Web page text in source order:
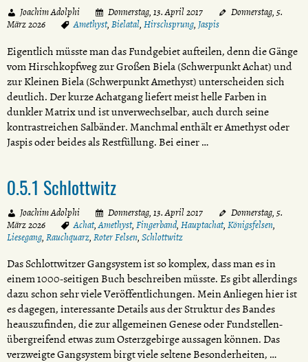
Joachim Adolphi Donnerstag, 13. April 2017
Donnerstag, 5.
März 2026
Amethyst, Bielatal, Hirschsprung, Jaspis
Eigentlich müsste man das Fundgebiet aufteilen, denn die Gänge
vom Hirschkopfweg zur Großen Biela (Schwerpunkt Achat) und
zur Kleinen Biela (Schwerpunkt Amethyst) unterscheiden sich
deutlich. Der kurze Achatgang liefert meist helle Farben in
dunkler Matrix und ist unverwechselbar, auch durch seine
kontrastreichen Salbänder. Manchmal enthält er Amethyst oder
Jaspis oder beides als Restfüllung. Bei einer …
0.5.1 Schlottwitz
Joachim Adolphi Donnerstag, 13. April 2017
Donnerstag, 5.
März 2026
Achat,Amethyst, Fingerband, Hauptachat, Königsfelsen,
Liesegang, Rauchquarz, Roter Felsen, Schlottwitz
Das Schlottwitzer Gangsystem ist so komplex, dass man es in
einem 1000-seitigen Buch beschreiben müsste. Es gibt allerdings
dazu schon sehr viele Veröffentlichungen. Mein Anliegen hier ist
es dagegen, interessante Details aus der Struktur des Bandes
heauszufinden, die zur allgemeinen Genese oder Fundstellen-
übergreifend etwas zum Osterzgebirge aussagen können. Das
verzweigte Gangsystem birgt viele seltene Besonderheiten, …